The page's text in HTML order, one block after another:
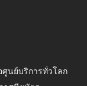
นย์บริการทั่วโลก